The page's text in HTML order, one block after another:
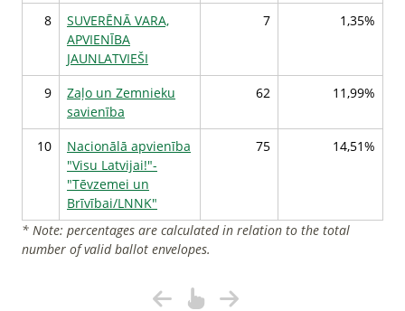
8
SUVERĒNĀ VARA,
APVIENĪBA
JAUNLATVIEŠI
7 1,35%
9
Zaļo un Zemnieku
savienība
62 11,99%
10
Nacionālā apvienība
"Visu Latvijai!"-
"Tēvzemei un
Brīvībai/LNNK"
75 14,51%
* Note: percentages are calculated in relation to the total
number of valid ballot envelopes.